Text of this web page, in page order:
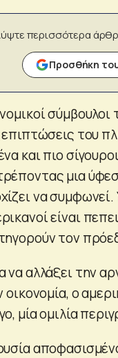
περισσότερα
Προσθήκη
επιπτώσεις του
και πιο
μια
να
είναι
τον
να αλλάξει την
οικονομία, ο
μία ομιλία